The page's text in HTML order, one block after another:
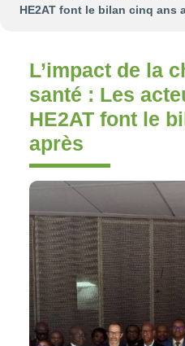
HE2AT font le bilan cinq ans
L’impact de la
santé : Les
HE2AT font le
après